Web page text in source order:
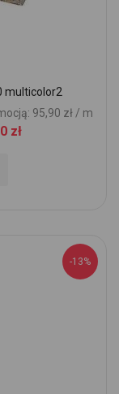
multicolor2
95,90 zł / m
zł
-13%